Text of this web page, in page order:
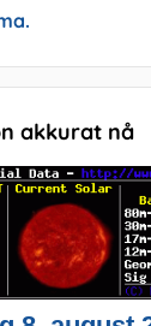
akkurat nå